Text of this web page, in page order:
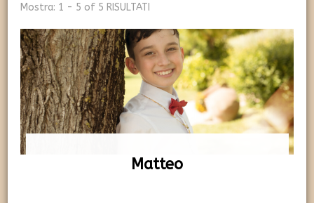
Mostra: 1 - 5 of 5 RISULTATI
Matteo